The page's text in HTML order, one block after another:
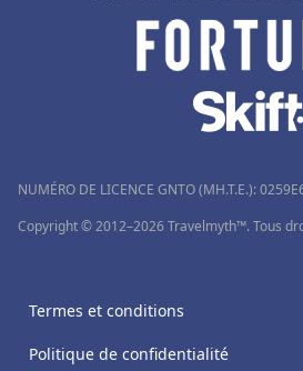
NUMÉRO DE LICENCE GNTO (MH.T.E.):
Copyright © 2012–2026 Travelmyth™. Tous
Termes et conditions
Politique de confidentialité